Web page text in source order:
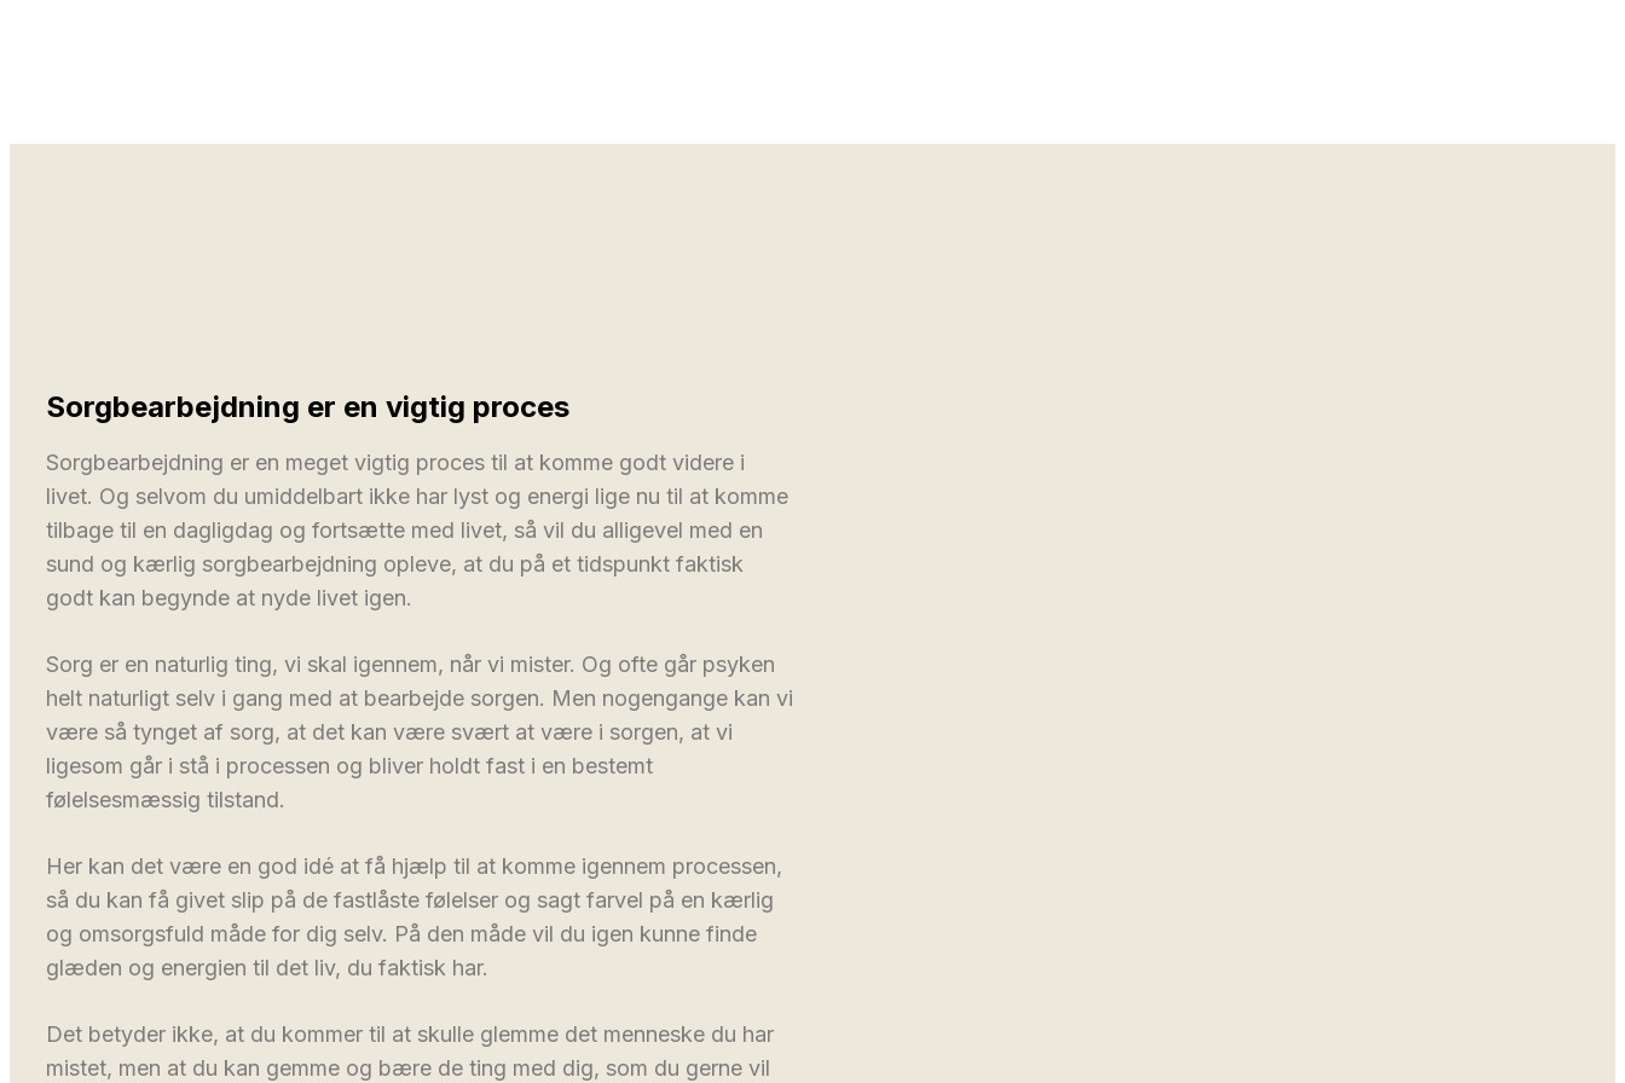
Sorgbearbejdning er en vigtig proces
Sorgbearbejdning er en meget vigtig proces til at komme godt videre i
livet. Og selvom du umiddelbart ikke har lyst og energi lige nu til at komme
tilbage til en dagligdag og fortsætte med livet, så vil du alligevel med en
sund og kærlig sorgbearbejdning opleve, at du på et tidspunkt faktisk
godt kan begynde at nyde livet igen.
Sorg er en naturlig ting, vi skal igennem, når vi mister. Og ofte går psyken
helt naturligt selv i gang med at bearbejde sorgen. Men nogengange kan vi
være så tynget af sorg, at det kan være svært at være i sorgen, at vi
ligesom går i stå i processen og bliver holdt fast i en bestemt
følelsesmæssig tilstand.
Her kan det være en god idé at få hjælp til at komme igennem processen,
så du kan få givet slip på de fastlåste følelser og sagt farvel på en kærlig
og omsorgsfuld måde for dig selv. På den måde vil du igen kunne finde
glæden og energien til det liv, du faktisk har.
Det betyder ikke, at du kommer til at skulle glemme det menneske du har
mistet, men at du kan gemme og bære de ting med dig, som du gerne vil